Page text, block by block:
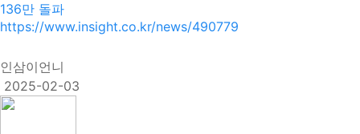
136만 돌파
https://www.insight.co.kr/news/490779
인삼이언니
2025-02-03